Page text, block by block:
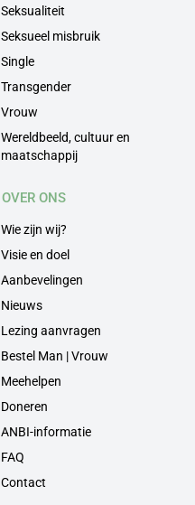
Seksualiteit
Seksueel misbruik
Single
Transgender
Vrouw
Wereldbeeld, cultuur en
maatschappij
OVER ONS
Wie zijn wij?
Visie en doel
Aanbevelingen
Nieuws
Lezing aanvragen
Bestel Man | Vrouw
Meehelpen
Doneren
ANBI-informatie
FAQ
Contact